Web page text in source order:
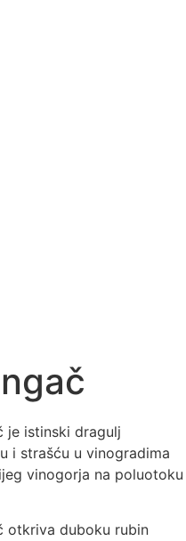
je istinski dragulj
i strašću u vinogradima
vinogorja na poluotoku
otkriva duboku rubin